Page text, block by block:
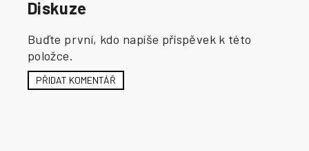
Diskuze
Buďte první, kdo napíše příspěvek k této
položce.
PŘIDAT KOMENTÁŘ